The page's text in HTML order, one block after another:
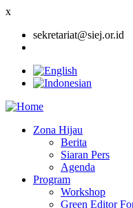
x
sekretariat@siej.or.id
navigation
Zona Hijau
Berita
Siaran Pers
Agenda
Program
Workshop
Green Editor